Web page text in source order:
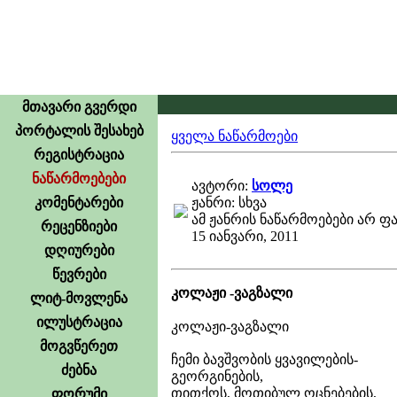
მთავარი გვერდი
პორტალის შესახებ
რეგისტრაცია
ნაწარმოებები
კომენტარები
რეცენზიები
დღიურები
წევრები
ლიტ-მოვლენა
ილუსტრაცია
მოგვწერეთ
ძებნა
ფორუმი
ყველა ნაწარმოები
ავტორი: სოლე
ჟანრი: სხვა
ამ ჟანრის ნაწარმოებები არ
15 იანვარი, 2011
კოლაჟი -ვაგზალი
კოლაჟი-ვაგზალი
ჩემი ბავშვობის ყვავილების-
გეორგინების,
თითქოს, მოთიბულ ოცნებების,